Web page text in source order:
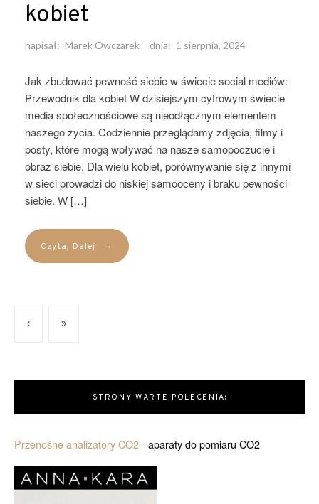
kobiet
napisał: Marek Owczarek dnia: 1 sierpnia, 2024
Jak zbudować pewność siebie w świecie social mediów:
Przewodnik dla kobiet W dzisiejszym cyfrowym świecie
media społecznościowe są nieodłącznym elementem
naszego życia. Codziennie przeglądamy zdjęcia, filmy i
posty, które mogą wpływać na nasze samopoczucie i
obraz siebie. Dla wielu kobiet, porównywanie się z innymi
w sieci prowadzi do niskiej samooceny i braku pewności
siebie. W […]
Czytaj Dalej →
‹ »
STRONY WARTE POLECENIA:
Przenośne analizatory CO2- aparaty do pomiaru CO2